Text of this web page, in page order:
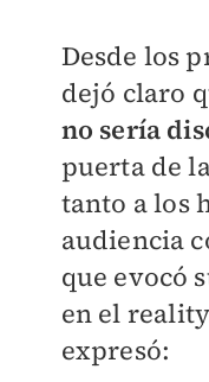
Desde los
dejó claro
no sería
puerta de
tanto a los
audiencia
que evocó
en el
expresó: